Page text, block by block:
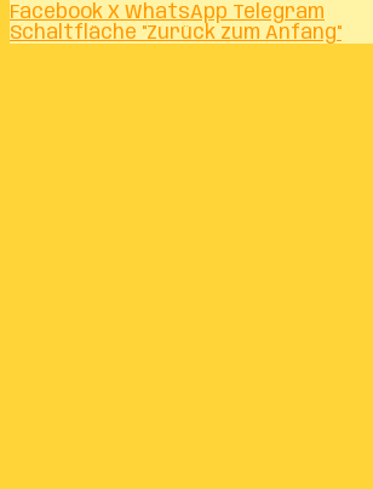
Facebook X WhatsApp Telegram
Schaltfläche "Zurück zum Anfang"